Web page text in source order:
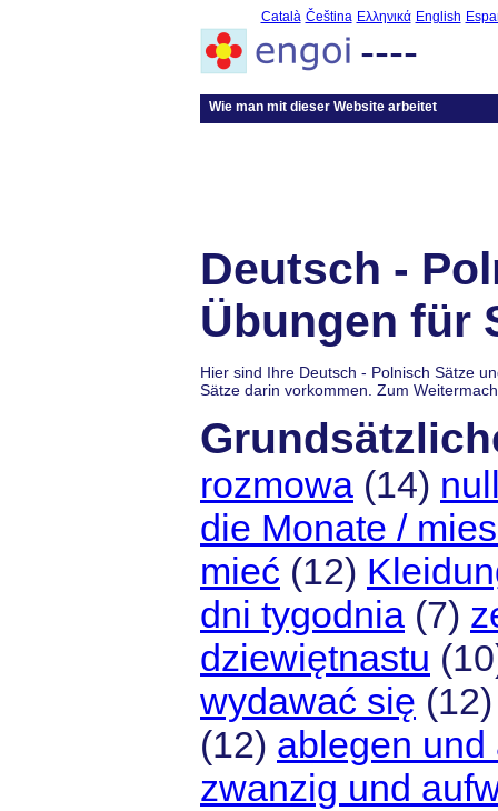
Català Čeština Ελληνικά English
----
Wie man mit dieser Website arbeitet
Deutsch -
Übungen für
Hier sind Ihre Deutsch - Polnisch Sätze
Sätze darin vorkommen. Zum
rozmowa (14)
die Monate /
mieć (12)
dni tygodnia (7)
dziewiętnastu
wydawać się
(12) ablegen und
zwanzig und